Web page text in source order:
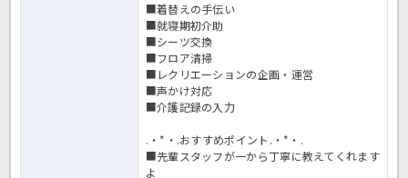
■着替えの手伝い
■就寝期初介助
■シーツ交換
■フロア清掃
■レクリエーションの企画・運営
■声かけ対応
■介護記録の入力
.・*・.おすすめポイント.・*・.
■先輩スタッフが一から丁寧に教えてくれます
よ